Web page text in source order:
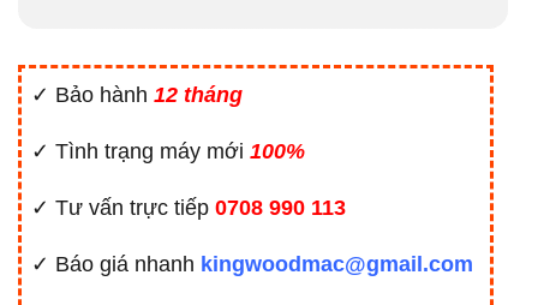
✓ Bảo hành 12 tháng
✓ Tình trạng máy mới 100%
✓ Tư vấn trực tiếp 0708 990 113
✓ Báo giá nhanh kingwoodmac@gmail.com